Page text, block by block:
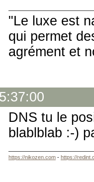
"Le luxe est
qui permet
agrément et
DNS tu le
blablblab :-)
https://nikozen.com - https://